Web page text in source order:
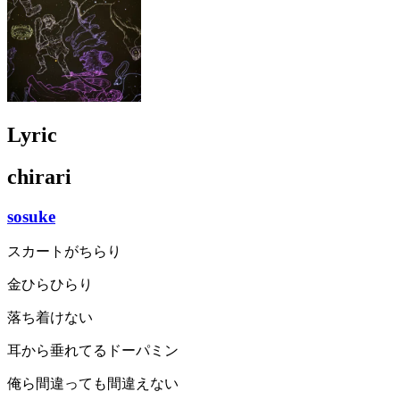
Lyric
chirari
sosuke
スカートがちらり
金ひらひらり
落ち着けない
耳から垂れてるドーパミン
俺ら間違っても間違えない